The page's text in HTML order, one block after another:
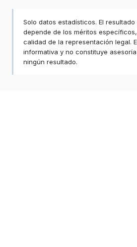
Solo datos estadísticos. El
depende de los méritos
calidad de la representación legal.
informativa y no constituye
ningún resultado.